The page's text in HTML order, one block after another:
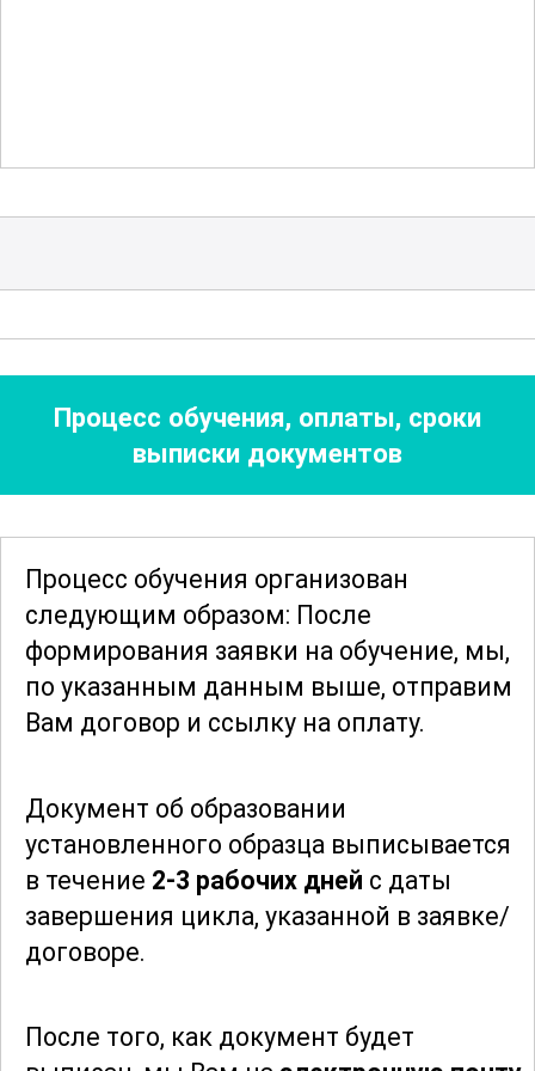
дизайне. Вы сможете воплотить свои
продвижению авторских работ, что
поможет вам успешно стартовать в
ювелирной индустрии.
В ходе обучения вы получите ценные
использовать в своей
профессиональной деятельности.
Изучение таких аспектов, как выбор
камней, их огранка и закрепка,
позволит вам создавать по-настоящему
эксклюзивные изделия. Вы научитесь
полудрагоценными камнями, а также
получите представление о том, как
правильно оценивать их качество.
Присоединяйтесь к нашему курсу и
Откройте для себя мир творчества и
Процесс обучения, оплаты, сроки
выписки документов
Процесс обучения организован
следующим образом: После
формирования заявки на обучение, мы,
по указанным данным выше, отправим
Вам договор и ссылку на оплату.
Документ об образовании
установленного образца выписывается
в течение 2-3 рабочих дней с даты
завершения цикла, указанной в заявке/
договоре.
После того, как документ будет